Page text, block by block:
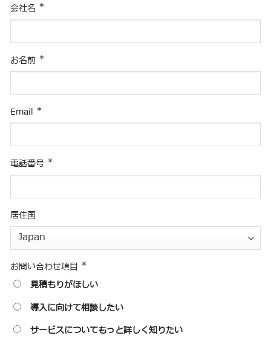
会社名 *
お名前 *
Email *
電話番号 *
居住国
お問い合わせ項目 *
見積もりがほしい
導入に向けて相談したい
サービスについてもっと詳しく知りたい